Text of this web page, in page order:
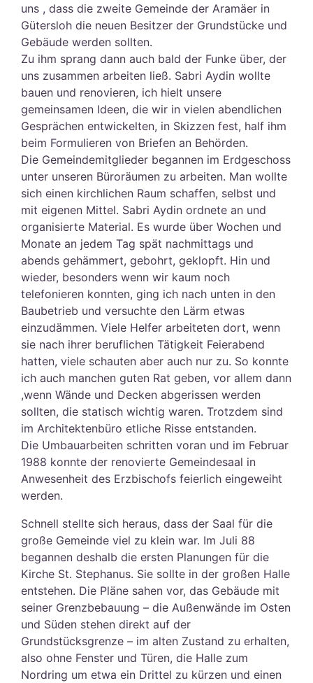
uns , dass die zweite Gemeinde der Aramäer in
Gütersloh die neuen Besitzer der Grundstücke und
Gebäude werden sollten.
Zu ihm sprang dann auch bald der Funke über, der
uns zusammen arbeiten ließ. Sabri Aydin wollte
bauen und renovieren, ich hielt unsere
gemeinsamen Ideen, die wir in vielen abendlichen
Gesprächen entwickelten, in Skizzen fest, half ihm
beim Formulieren von Briefen an Behörden.
Die Gemeindemitglieder begannen im Erdgeschoss
unter unseren Büroräumen zu arbeiten. Man wollte
sich einen kirchlichen Raum schaffen, selbst und
mit eigenen Mittel. Sabri Aydin ordnete an und
organisierte Material. Es wurde über Wochen und
Monate an jedem Tag spät nachmittags und
abends gehämmert, gebohrt, geklopft. Hin und
wieder, besonders wenn wir kaum noch
telefonieren konnten, ging ich nach unten in den
Baubetrieb und versuchte den Lärm etwas
einzudämmen. Viele Helfer arbeiteten dort, wenn
sie nach ihrer beruflichen Tätigkeit Feierabend
hatten, viele schauten aber auch nur zu. So konnte
ich auch manchen guten Rat geben, vor allem dann
,wenn Wände und Decken abgerissen werden
sollten, die statisch wichtig waren. Trotzdem sind
im Architektenbüro etliche Risse entstanden.
Die Umbauarbeiten schritten voran und im Februar
1988 konnte der renovierte Gemeindesaal in
Anwesenheit des Erzbischofs feierlich eingeweiht
werden.
Schnell stellte sich heraus, dass der Saal für die
große Gemeinde viel zu klein war. Im Juli 88
begannen deshalb die ersten Planungen für die
Kirche St. Stephanus. Sie sollte in der großen Halle
entstehen. Die Pläne sahen vor, das Gebäude mit
seiner Grenzbebauung – die Außenwände im Osten
und Süden stehen direkt auf der
Grundstücksgrenze – im alten Zustand zu erhalten,
also ohne Fenster und Türen, die Halle zum
Nordring um etwa ein Drittel zu kürzen und einen